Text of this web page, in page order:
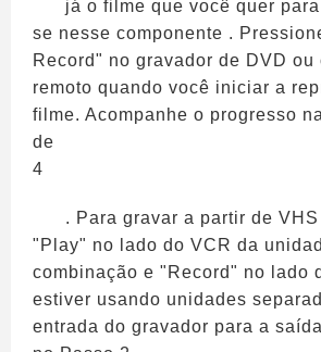
já o filme que você quer
se nesse componente .
Record" no gravador de DVD ou
remoto quando você iniciar a
filme. Acompanhe o progresso
de
4
. Para gravar a partir de
"Play" no lado do VCR da
combinação e "Record" no lado
estiver usando unidades
entrada do gravador para a